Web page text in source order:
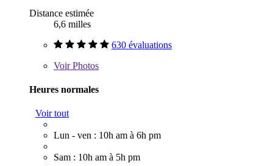
Distance estimée
6,6 milles
630 évaluations
VoirPhotos
Heures normales
Voir tout
Lun - ven : 10h am à 6h pm
Sam : 10h am à 5h pm